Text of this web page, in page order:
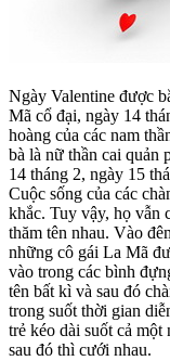
Ngày Valentine được
Mã cổ đại, ngày 14
hoàng của các nam
bà là nữ thần cai quản
14 tháng 2, ngày 15
Cuộc sống của các
khắc. Tuy vậy, họ vẫn
thăm tên nhau. Vào
những cô gái La Mã
vào trong các bình
tên bất kì và sau đó
trong suốt thời gian
trẻ kéo dài suốt cả
sau đó thì cưới nhau.